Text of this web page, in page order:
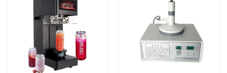
हमारे बारे में
कारखाने का दौरा